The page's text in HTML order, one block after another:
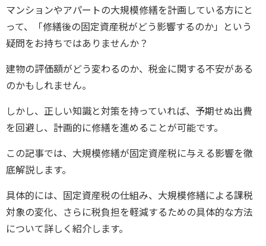
マンションやアパートの大規模修繕を計画している方にと
って、「修繕後の固定資産税がどう影響するのか」という
疑問をお持ちではありませんか？
建物の評価額がどう変わるのか、税金に関する不安がある
のかもしれません。
しかし、正しい知識と対策を持っていれば、予期せぬ出費
を回避し、計画的に修繕を進めることが可能です。
この記事では、大規模修繕が固定資産税に与える影響を徹
底解説します。
具体的には、固定資産税の仕組み、大規模修繕による課税
対象の変化、さらに税負担を軽減するための具体的な方法
について詳しく紹介します。